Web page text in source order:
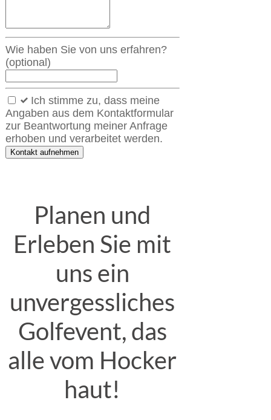
Wie haben Sie von uns erfahren?
(optional)
Ich stimme zu, dass meine
Angaben aus dem Kontaktformular
zur Beantwortung meiner Anfrage
erhoben und verarbeitet werden.
Kontakt aufnehmen
Planen und
Erleben Sie mit
uns ein
unvergessliches
Golfevent, das
alle vom Hocker
haut!